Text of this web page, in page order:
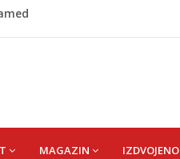
MAGAZIN IZDVOJENO